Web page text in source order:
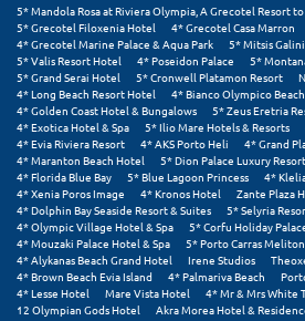
Πρέβεζα
Πύλος
Πύργος
Ρ
Ρέθυμνο
Ρίο
Ρόδος
5* Mandola Rosa at Riviera Olympia, A Grecotel Resort
5* Grecotel Filoxenia Hotel
4* Grecotel Casa Marron
4* Grecotel Marine Palace & Aqua Park
5* Mitsis
5* Valis Resort Hotel
4* Poseidon Palace
5*
5* Grand Serai Hotel
5* Cronwell Platamon Resort
4* Long Beach Resort Hotel
4* Bianco Olympico
4* Golden Coast Hotel & Bungalows
5* Zeus Eretria
4* Exotica Hotel & Spa
5* Ilio Mare Hotels & Resorts
4* Evia Riviera Resort
4* AKS Porto Heli
4* Grand
4* Maranton Beach Hotel
5* Dion Palace Luxury
4* Florida Blue Bay
5* Blue Lagoon Princess
4*
4* Xenia Poros Image
4* Kronos Hotel
Zante Plaza
4* Dolphin Bay Seaside Resort & Suites
5* Selyria
4* Olympic Village Hotel & Spa
5* Corfu Holiday
4* Mouzaki Palace Hotel & Spa
5* Porto Carras Meliton
4* Alykanas Beach Grand Hotel
Irene Studios
4* Brown Beach Evia Island
4* Palmariva Beach
4* Lesse Hotel
Mare Vista Hotel
4* Mr & Mrs White
12 Olympian Gods Hotel
Akra Morea Hotel &